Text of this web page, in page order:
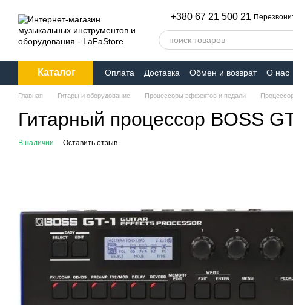
+380 67 21 500 21
Каталог Оплата Доставка Обмен и возврат О нас
Главная Гитары и оборудование Процессоры эффектов и педали
Гитарный процессор BOSS
В наличии Оставить отзыв